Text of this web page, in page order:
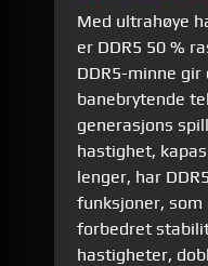
Med ultrahøye
er DDR5 50 %
DDR5-minne gir
banebrytende
generasjons
hastighet,
lenger, har
funksjoner, som
forbedret
hastigheter,